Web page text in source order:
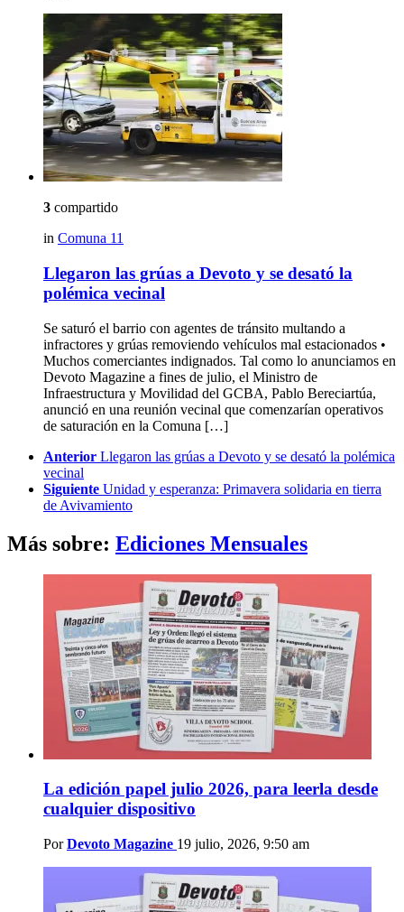
3 compartido
in Comuna 11
Llegaron las grúas a Devoto y se desató la
polémica vecinal
Se saturó el barrio con agentes de tránsito multando a
infractores y grúas removiendo vehículos mal estacionados •
Muchos comerciantes indignados. Tal como lo anunciamos en
Devoto Magazine a fines de julio, el Ministro de
Infraestructura y Movilidad del GCBA, Pablo Bereciartúa,
anunció en una reunión vecinal que comenzarían operativos
de saturación en la Comuna […]
Anterior Llegaron las grúas a Devoto y se desató la polémica
vecinal
Siguiente Unidad y esperanza: Primavera solidaria en tierra
de Avivamiento
Más sobre: Ediciones Mensuales
La edición papel julio 2026, para leerla desde
cualquier dispositivo
Por Devoto Magazine 19 julio, 2026, 9:50 am